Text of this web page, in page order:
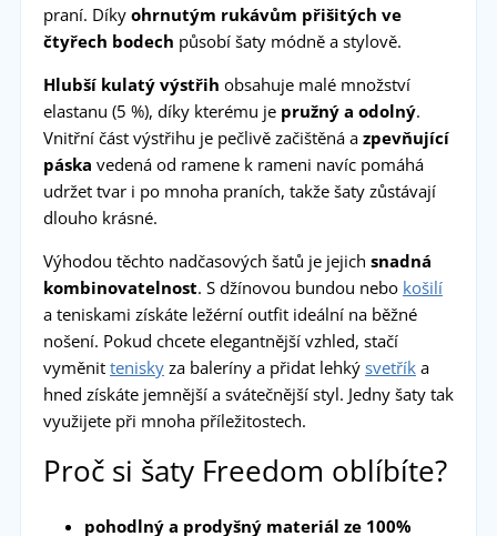
praní. Díky ohrnutým rukávům přišitých ve
čtyřech bodech působí šaty módně a stylově.
Hlubší kulatý výstřih obsahuje malé množství
elastanu (5 %), díky kterému je pružný a odolný.
Vnitřní část výstřihu je pečlivě začištěná a zpevňující
páska vedená od ramene k rameni navíc pomáhá
udržet tvar i po mnoha praních, takže šaty zůstávají
dlouho krásné.
Výhodou těchto nadčasových šatů je jejich snadná
kombinovatelnost. S džínovou bundou nebo košilí
a teniskami získáte ležérní outfit ideální na běžné
nošení. Pokud chcete elegantnější vzhled, stačí
vyměnit teniskyza baleríny a přidat lehký svetříka
hned získáte jemnější a svátečnější styl. Jedny šaty tak
využijete při mnoha příležitostech.
Proč si šaty Freedom oblíbíte?
pohodlný a prodyšný materiál ze 100%